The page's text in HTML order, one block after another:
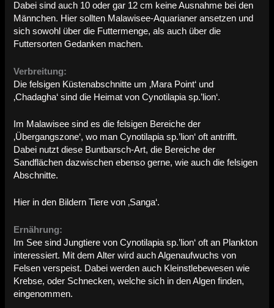
Dabei sind auch 10 oder gar 12 cm keine Ausnahme bei den
Männchen. Hier sollten Malawisee-Aquarianer ansetzen und
sich sowohl über die Futtermenge, als auch über die
Futtersorten Gedanken machen.
Verbreitung:
Die felsigen Küstenabschnitte um ‚Mara Point‘ und
‚Chadagha‘ sind die Heimat von Cynotilapia sp.’lion‘.
Im Malawisee sind es die felsigen Bereiche der
‚Übergangszone‘, wo man Cynotilapia sp.’lion‘ oft antrifft.
Dabei nutzt diese Buntbarsch-Art, die Bereiche der
Sandflächen dazwischen ebenso gerne, wie auch die felsigen
Abschnitte.
Hier in den Bildern Tiere von ‚Sanga‘.
Ernährung:
Im See sind Jungtiere von Cynotilapia sp.’lion‘ oft an Plankton
interessiert. Mit dem Alter wird auch Algenaufwuchs von
Felsen verspeist. Dabei werden auch Kleinstlebewesen wie
Krebse, oder Schnecken, welche sich in den Algen finden,
eingenommen.